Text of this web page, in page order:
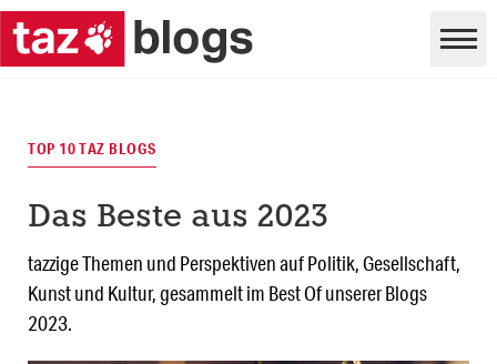
TOP 10 TAZ BLOGS
Das Beste aus 2023
tazzige Themen und Perspektiven auf Politik, Gesellschaft,
Kunst und Kultur, gesammelt im Best Of unserer Blogs
2023.